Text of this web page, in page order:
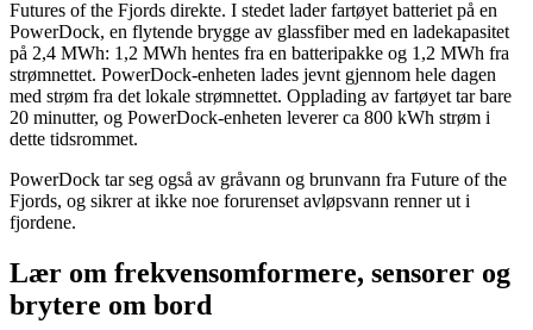
Futures of the Fjords direkte. I stedet lader fartøyet batteriet på en
PowerDock, en flytende brygge av glassfiber med en ladekapasitet
på 2,4 MWh: 1,2 MWh hentes fra en batteripakke og 1,2 MWh fra
strømnettet. PowerDock-enheten lades jevnt gjennom hele dagen
med strøm fra det lokale strømnettet. Opplading av fartøyet tar bare
20 minutter, og PowerDock-enheten leverer ca 800 kWh strøm i
dette tidsrommet.
PowerDock tar seg også av gråvann og brunvann fra Future of the
Fjords, og sikrer at ikke noe forurenset avløpsvann renner ut i
fjordene.
Lær om frekvensomformere, sensorer og
brytere om bord